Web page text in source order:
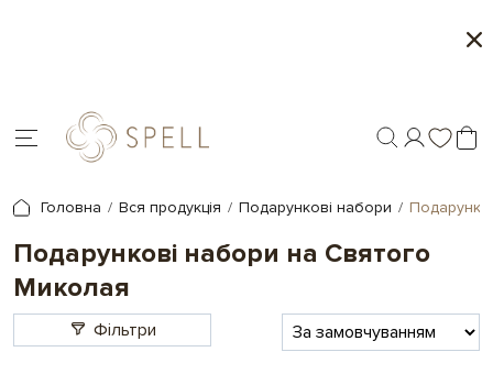
Головна Вся продукція Подарункові набори
Подарункові набори на Святого
Миколая
Фільтри